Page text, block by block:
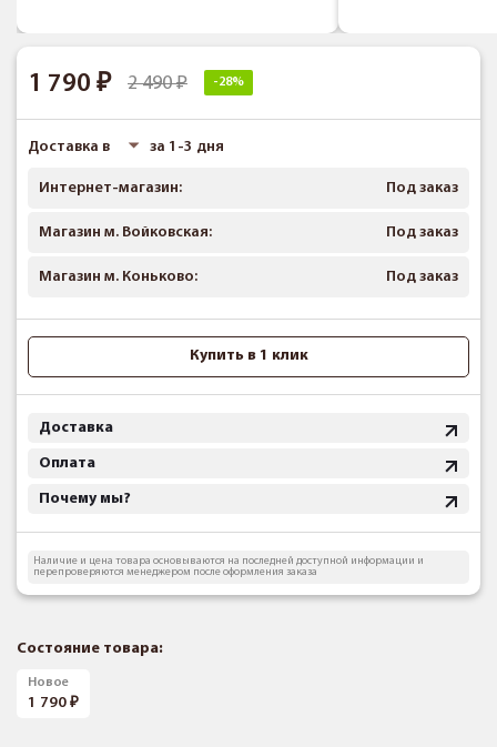
1 790 2 490 -28%
Доставка в за 1-3 дня
Интернет-магазин: Под заказ
Магазин м. Войковская: Под заказ
Магазин м. Коньково: Под заказ
Купить в 1 клик
Доставка
Оплата
Почему мы?
Наличие и цена товара основываются на последней доступной информации и
перепроверяются менеджером после оформления заказа
Состояние товара:
Новое
1 790